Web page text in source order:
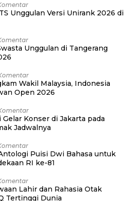
Unggulan Versi Unirank 2026 di
Unggulan di Tangerang
Wakil Malaysia, Indonesia
Open 2026
Gelar Konser di Jakarta pada
Jadwalnya
Puisi Dwi Bahasa untuk
RI ke-81
Lahir dan Rahasia Otak
Tertinggi Dunia